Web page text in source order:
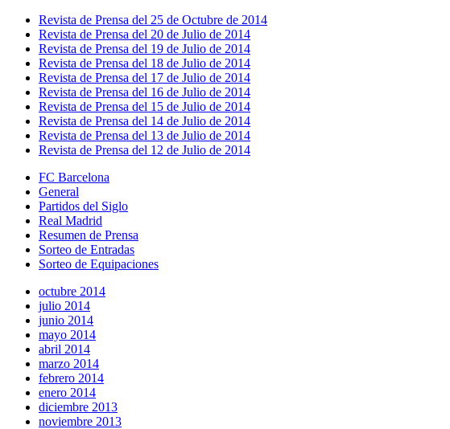
Revista de Prensa del 25 de Octubre de 2014
Revista de Prensa del 20 de Julio de 2014
Revista de Prensa del 19 de Julio de 2014
Revista de Prensa del 18 de Julio de 2014
Revista de Prensa del 17 de Julio de 2014
Revista de Prensa del 16 de Julio de 2014
Revista de Prensa del 15 de Julio de 2014
Revista de Prensa del 14 de Julio de 2014
Revista de Prensa del 13 de Julio de 2014
Revista de Prensa del 12 de Julio de 2014
FC Barcelona
General
Partidos del Siglo
Real Madrid
Resumen de Prensa
Sorteo de Entradas
Sorteo de Equipaciones
octubre 2014
julio 2014
junio 2014
mayo 2014
abril 2014
marzo 2014
febrero 2014
enero 2014
diciembre 2013
noviembre 2013